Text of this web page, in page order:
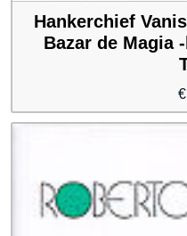
Hankerchief
Bazar de Magia
€